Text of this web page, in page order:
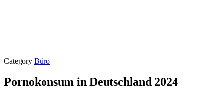
Category Büro
Pornokonsum in Deutschland 2024